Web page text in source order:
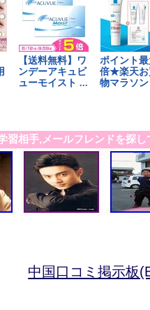
習相手,メールフレンドを探し
中国口コミ掲示板